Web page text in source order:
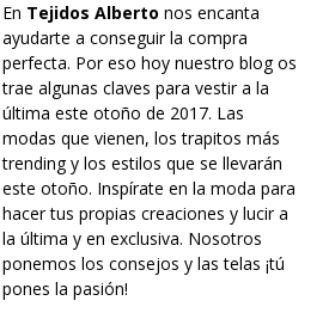
En Tejidos Alberto nos encanta
ayudarte a conseguir la compra
perfecta. Por eso hoy nuestro blog os
trae algunas claves para vestir a la
última este otoño de 2017. Las
modas que vienen, los trapitos más
trending y los estilos que se llevarán
este otoño. Inspírate en la moda para
hacer tus propias creaciones y lucir a
la última y en exclusiva. Nosotros
ponemos los consejos y las telas ¡tú
pones la pasión!